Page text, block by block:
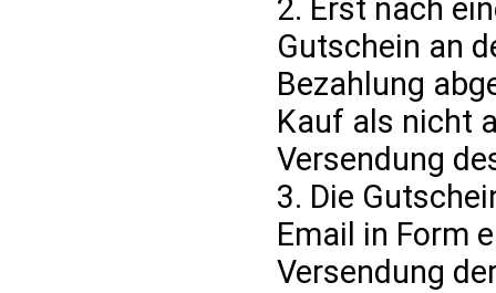
2. Erst nach
Gutschein an
Bezahlung
Kauf als nicht
Versendung
3. Die
Email in Form
Versendung